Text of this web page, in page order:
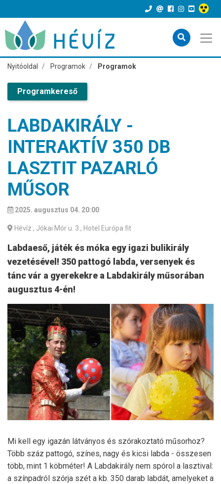
Nyitóoldal Programok Programok
Programkereső
LABDAKIRÁLY -
INTERAKTÍV 350 DB
LASZTIT PAZARLÓ
MŰSOR
2025. augusztus 04. 20:00
Hévíz , Jókai Mór u. 3., Hotel Európa fit
Labdaeső, játék és móka egy igazi bulikirály
vezetésével! 350 pattogó labda, versenyek és
tánc vár a gyerekekre a Labdakirály műsorában
augusztus 4-én!
Mi kell egy igazán látványos és szórakoztató műsorhoz?
Több száz pattogó, színes, nagy és kicsi labda - összesen
több, mint 1 köbméter! A Labdakirály nem spórol a lasztival:
a színpadról szórja szét a kb. 350 darab labdát, amelyeket a